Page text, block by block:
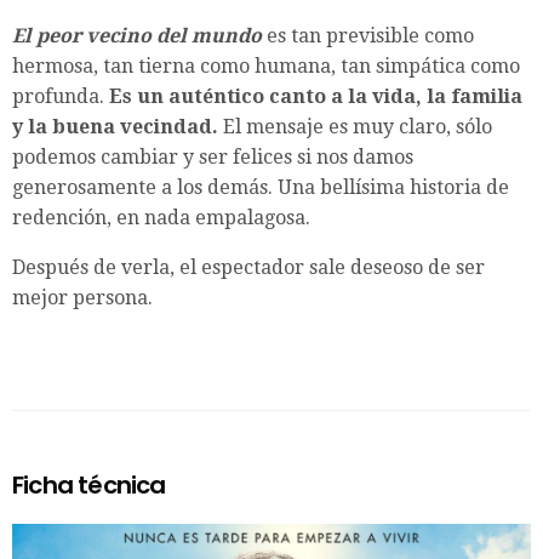
El peor vecino del mundoes tan previsible como
hermosa, tan tierna como humana, tan simpática como
profunda. Es un auténtico canto a la vida, la familia
y la buena vecindad. El mensaje es muy claro, sólo
podemos cambiar y ser felices si nos damos
generosamente a los demás. Una bellísima historia de
redención, en nada empalagosa.
Después de verla, el espectador sale deseoso de ser
mejor persona.
Ficha técnica